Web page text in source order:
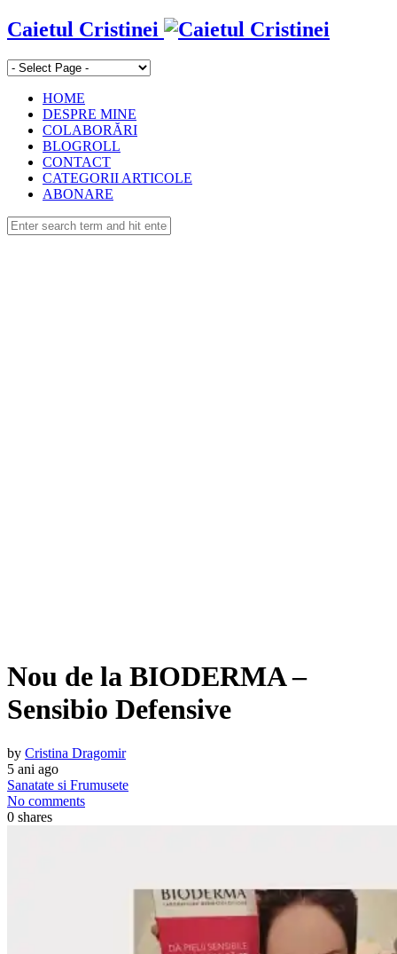
Caietul Cristinei
HOME
DESPRE MINE
COLABORĂRI
BLOGROLL
CONTACT
CATEGORII ARTICOLE
ABONARE
Nou de la BIODERMA –
Sensibio Defensive
by Cristina Dragomir
5 ani ago
Sanatate si Frumusete
No comments
0 shares